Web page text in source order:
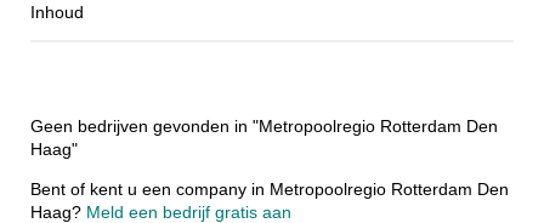
Inhoud
Geen bedrijven gevonden in "Metropoolregio Rotterdam Den
Haag"
Bent of kent u een company in Metropoolregio Rotterdam Den
Haag? Meld een bedrijf gratis aan